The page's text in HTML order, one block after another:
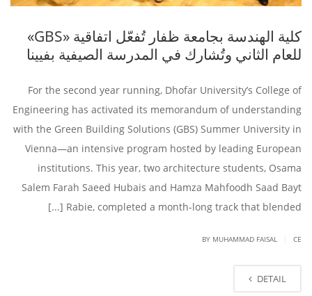
كلية الهندسة بجامعة ظفار تُفعّل اتفاقية «GBS»
للعام الثاني وتُشارك في المدرسة الصيفية بفيينا
For the second year running, Dhofar University’s College of
Engineering has activated its memorandum of understanding
with the Green Building Solutions (GBS) Summer University in
Vienna—an intensive program hosted by leading European
institutions. This year, two architecture students, Osama
Salem Farah Saeed Hubais and Hamza Mahfoodh Saad Bayt
Rabie, completed a month-long track that blended [...]
BY MUHAMMAD FAISAL CE
DETAIL